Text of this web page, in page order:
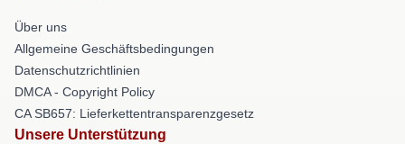
Über uns
Allgemeine Geschäftsbedingungen
Datenschutzrichtlinien
DMCA - Copyright Policy
CA SB657: Lieferkettentransparenzgesetz
Unsere Unterstützung